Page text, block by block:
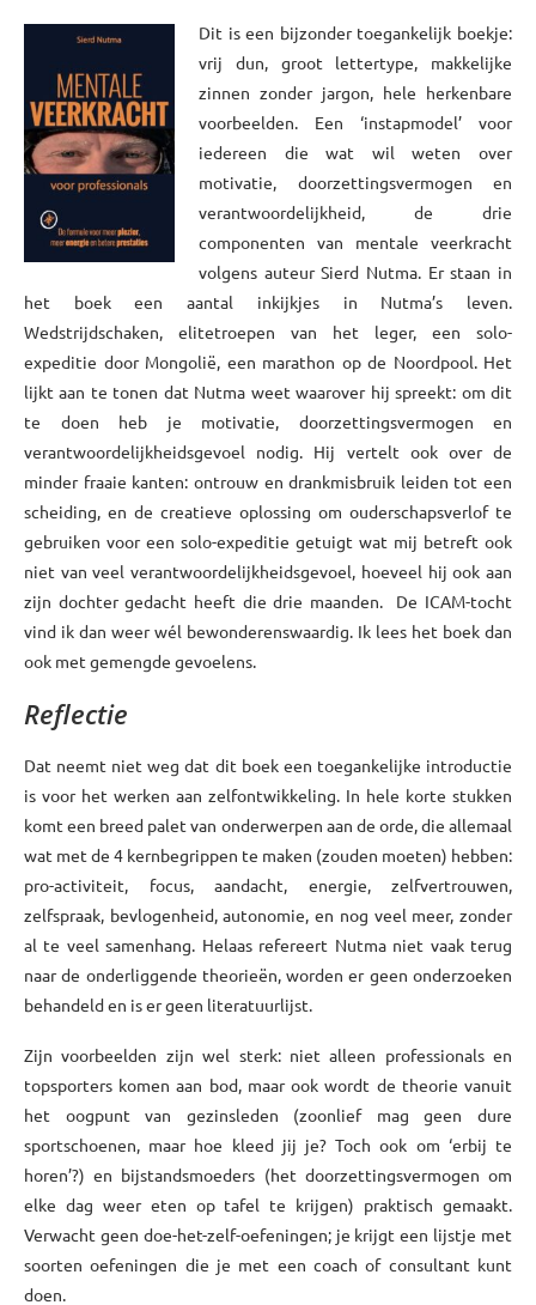
Dit is een bijzonder toegankelijk boekje:
vrij dun, groot lettertype, makkelijke
zinnen zonder jargon, hele herkenbare
voorbeelden. Een ‘instapmodel’ voor
iedereen die wat wil weten over
motivatie, doorzettingsvermogen en
verantwoordelijkheid, de drie
componenten van mentale veerkracht
volgens auteur Sierd Nutma. Er staan in
het boek een aantal inkijkjes in Nutma’s leven.
Wedstrijdschaken, elitetroepen van het leger, een solo-
expeditie door Mongolië, een marathon op de Noordpool. Het
lijkt aan te tonen dat Nutma weet waarover hij spreekt: om dit
te doen heb je motivatie, doorzettingsvermogen en
verantwoordelijkheidsgevoel nodig. Hij vertelt ook over de
minder fraaie kanten: ontrouw en drankmisbruik leiden tot een
scheiding, en de creatieve oplossing om ouderschapsverlof te
gebruiken voor een solo-expeditie getuigt wat mij betreft ook
niet van veel verantwoordelijkheidsgevoel, hoeveel hij ook aan
zijn dochter gedacht heeft die drie maanden. De ICAM-tocht
vind ik dan weer wél bewonderenswaardig. Ik lees het boek dan
ook met gemengde gevoelens.
Reflectie
Dat neemt niet weg dat dit boek een toegankelijke introductie
is voor het werken aan zelfontwikkeling. In hele korte stukken
komt een breed palet van onderwerpen aan de orde, die allemaal
wat met de 4 kernbegrippen te maken (zouden moeten) hebben:
pro-activiteit, focus, aandacht, energie, zelfvertrouwen,
zelfspraak, bevlogenheid, autonomie, en nog veel meer, zonder
al te veel samenhang. Helaas refereert Nutma niet vaak terug
naar de onderliggende theorieën, worden er geen onderzoeken
behandeld en is er geen literatuurlijst.
Zijn voorbeelden zijn wel sterk: niet alleen professionals en
topsporters komen aan bod, maar ook wordt de theorie vanuit
het oogpunt van gezinsleden (zoonlief mag geen dure
sportschoenen, maar hoe kleed jij je? Toch ook om ‘erbij te
horen’?) en bijstandsmoeders (het doorzettingsvermogen om
elke dag weer eten op tafel te krijgen) praktisch gemaakt.
Verwacht geen doe-het-zelf-oefeningen; je krijgt een lijstje met
soorten oefeningen die je met een coach of consultant kunt
doen.